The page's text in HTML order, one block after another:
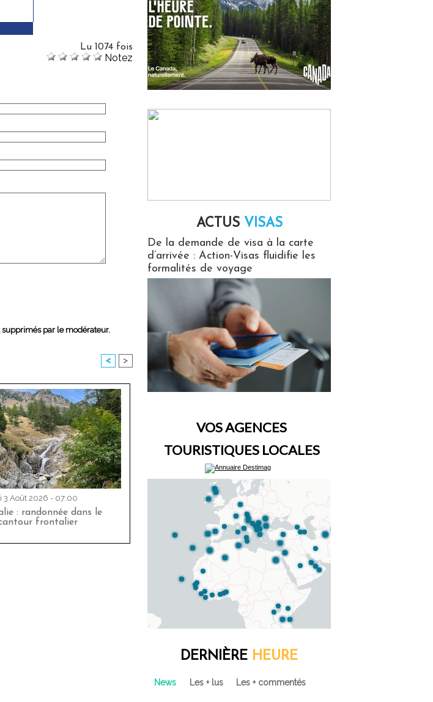
Lu 1074 fois
Notez
par le modérateur.
< >
3 Août 2026 - 07:00
: randonnée dans le
frontalier
ACTUS VISAS
De la demande de visa à la carte
d’arrivée : Action-Visas fluidifie les
formalités de voyage
VOS AGENCES
TOURISTIQUES LOCALES
DERNIÈRE HEURE
News Les + lus Les + commentés